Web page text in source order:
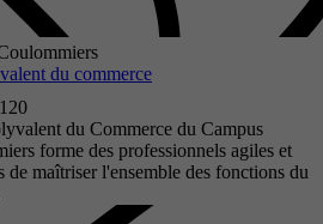
du commerce
du Commerce du Campus
forme des professionnels agiles et
de maîtriser l'ensemble des fonctions du